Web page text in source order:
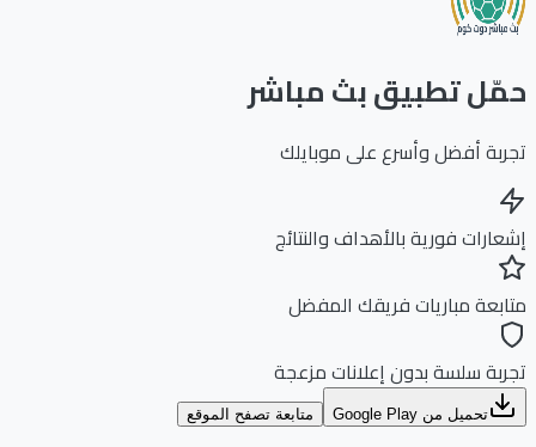
تطبيق بث مباشر
أفضل وأسرع على موبايلك
فورية بالأهداف والنتائج
مباريات فريقك المفضل
سلسة بدون إعلانات مزعجة
تحميل من Google Play متابعة تصفح الموقع